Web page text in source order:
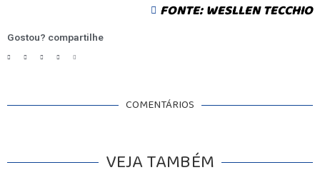
FONTE: WESLLEN TECCHIO
Gostou? compartilhe
COMENTÁRIOS
VEJA TAMBÉM
BALCÃO DE EMPREGOS